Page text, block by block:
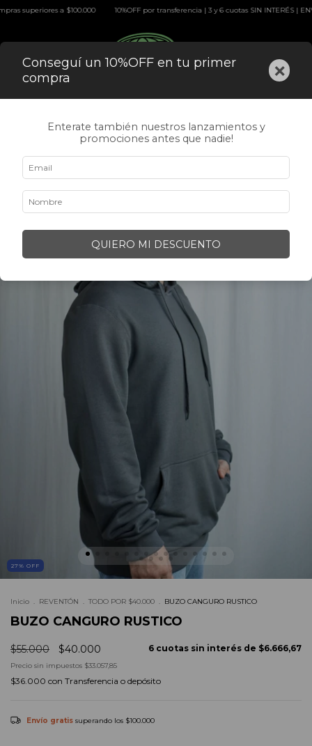
a $100.000 10%OFF por transferencia | 3 y 6 cuotas SIN INTERÉS | ENVÍO
27 % OFF
Inicio . REVENTÓN . TODO POR $40.000 . BUZO CANGURO RUSTICO
BUZO CANGURO RUSTICO
$55.000 $40.000 6 cuotas sin interés de $6.666,67
Precio sin impuestos $33.057,85
$36.000 con Transferencia o depósito
Envío gratis superando los $100.000
Conseguí un 10%OFF en tu primer
compra
×
Enterate también nuestros lanzamientos y
promociones antes que nadie!
QUIERO MI DESCUENTO